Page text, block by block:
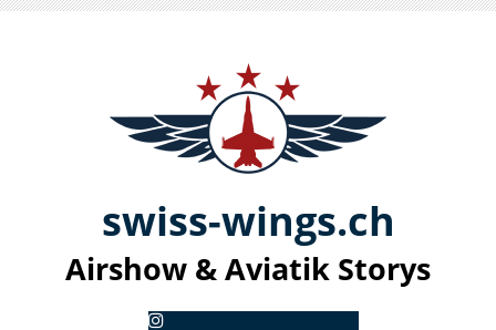
swiss-wings.ch
Airshow & Aviatik Storys